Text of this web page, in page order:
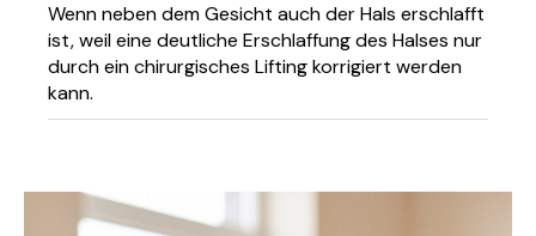
Wenn neben dem Gesicht auch der Hals erschlafft
ist, weil eine deutliche Erschlaffung des Halses nur
durch ein chirurgisches Lifting korrigiert werden
kann.